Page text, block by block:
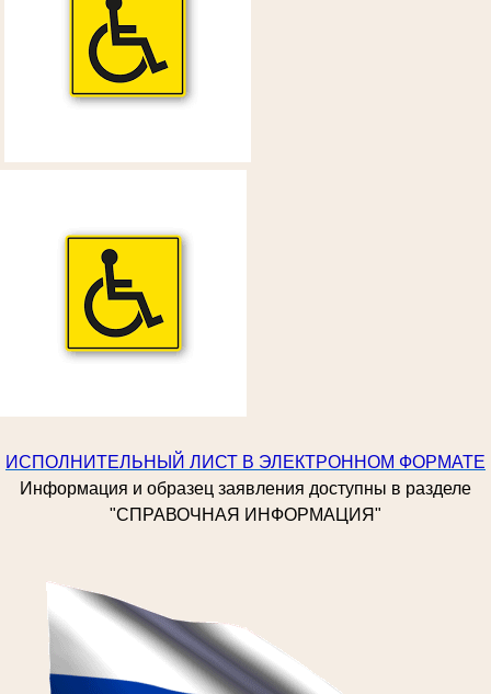
ИСПОЛНИТЕЛЬНЫЙ ЛИСТ В ЭЛЕКТРОННОМ ФОРМАТЕ
Информация и образец заявления доступны в разделе
"СПРАВОЧНАЯ ИНФОРМАЦИЯ"